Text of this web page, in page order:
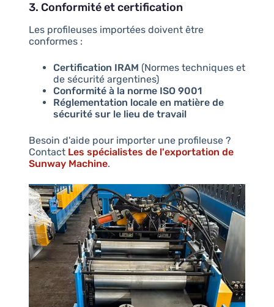
3. Conformité et certification
Les profileuses importées doivent être
conformes :
Certification IRAM (Normes techniques et
de sécurité argentines)
Conformité à la norme ISO 9001
Réglementation locale en matière de
sécurité sur le lieu de travail
Besoin d'aide pour importer une profileuse ?
Contact Les spécialistes de l'exportation de
Sunway Machine.